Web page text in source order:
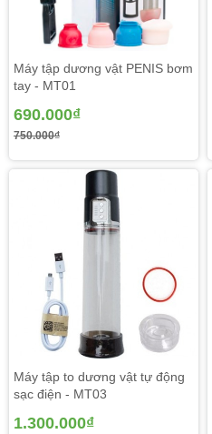
Máy tập dương vật PENIS bơm
tay - MT01
690.000₫
750.000₫
Máy tập to dương vật tự động
sạc điện - MT03
1.300.000₫